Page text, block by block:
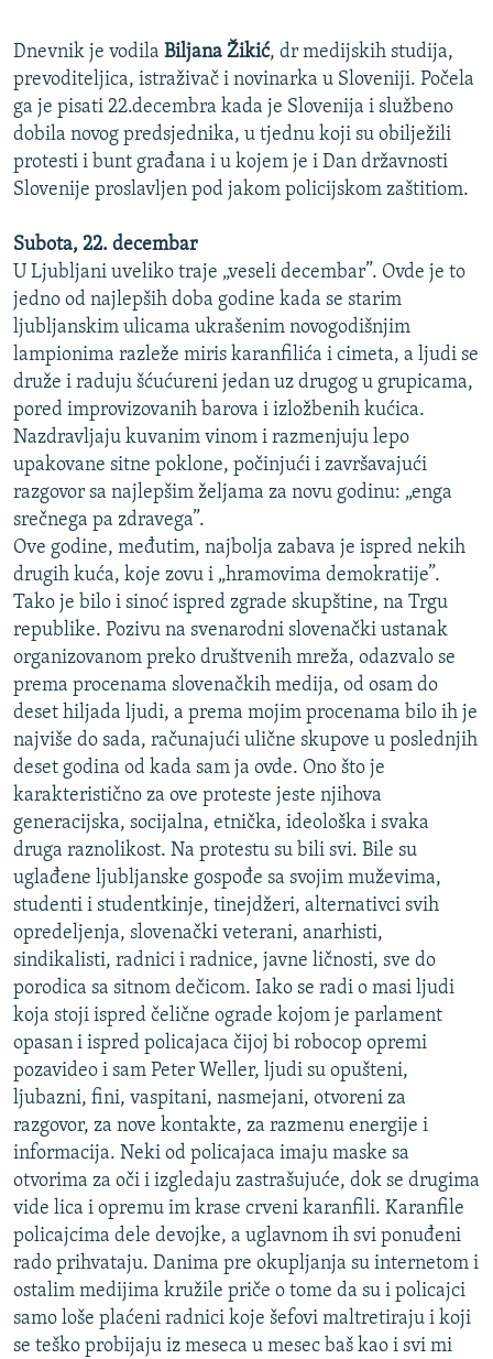
POPLAVE I KLIZIŠTA U BIH 2024.
TV LIBERTY
POST SCRIPTUM
MOJA EVROPA
TRI DECENIJE OD RATA U BIH
SVE KARTE DEJTONA
NASTANAK I RASPAD JUGOSLAVIJE
Sve RFE/RL stranice
Dnevnik je vodila Biljana Žikić, dr medijskih studija,
prevoditeljica, istraživač i novinarka u Sloveniji. Počela
ga je pisati 22.decembra kada je Slovenija i službeno
dobila novog predsjednika, u tjednu koji su obilježili
protesti i bunt građana i u kojem je i Dan državnosti
Slovenije proslavljen pod jakom policijskom zaštitiom.
Subota, 22. decembar
U Ljubljani uveliko traje „veseli decembar”. Ovde je to
jedno od najlepših doba godine kada se starim
ljubljanskim ulicama ukrašenim novogodišnjim
lampionima razleže miris karanfilića i cimeta, a ljudi se
druže i raduju šćućureni jedan uz drugog u grupicama,
pored improvizovanih barova i izložbenih kućica.
Nazdravljaju kuvanim vinom i razmenjuju lepo
upakovane sitne poklone, počinjući i završavajući
razgovor sa najlepšim željama za novu godinu: „enga
srečnega pa zdravega”.
Ove godine, međutim, najbolja zabava je ispred nekih
drugih kuća, koje zovu i „hramovima demokratije”.
Tako je bilo i sinoć ispred zgrade skupštine, na Trgu
republike. Pozivu na svenarodni slovenački ustanak
organizovanom preko društvenih mreža, odazvalo se
prema procenama slovenačkih medija, od osam do
deset hiljada ljudi, a prema mojim procenama bilo ih je
najviše do sada, računajući ulične skupove u poslednjih
deset godina od kada sam ja ovde. Ono što je
karakteristično za ove proteste jeste njihova
generacijska, socijalna, etnička, ideološka i svaka
druga raznolikost. Na protestu su bili svi. Bile su
uglađene ljubljanske gospođe sa svojim muževima,
studenti i studentkinje, tinejdžeri, alternativci svih
opredeljenja, slovenački veterani, anarhisti,
sindikalisti, radnici i radnice, javne ličnosti, sve do
porodica sa sitnom dečicom. Iako se radi o masi ljudi
koja stoji ispred čelične ograde kojom je parlament
opasan i ispred policajaca čijoj bi robocop opremi
pozavideo i sam Peter Weller, ljudi su opušteni,
ljubazni, fini, vaspitani, nasmejani, otvoreni za
razgovor, za nove kontakte, za razmenu energije i
informacija. Neki od policajaca imaju maske sa
otvorima za oči i izgledaju zastrašujuće, dok se drugima
vide lica i opremu im krase crveni karanfili. Karanfile
policajcima dele devojke, a uglavnom ih svi ponuđeni
rado prihvataju. Danima pre okupljanja su internetom i
ostalim medijima kružile priče o tome da su i policajci
samo loše plaćeni radnici koje šefovi maltretiraju i koji
se teško probijaju iz meseca u mesec baš kao i svi mi